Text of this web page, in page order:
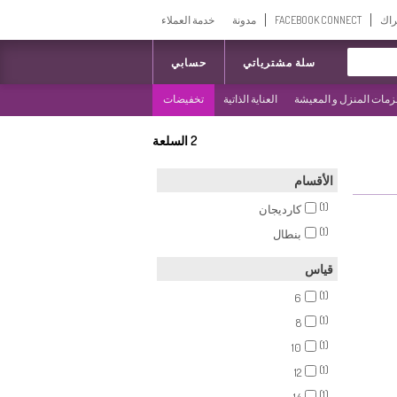
FACEBOOK CONNECT مدونة خدمة العملاء
حسابي سلة مشترياتي
المنزل و المعيشة العناية الذاتية تخفيضات
2السلعة
الأقسام
كارديجان
(1)
بنطال
(1)
قياس
6
(1)
8
(1)
10
(1)
12
(1)